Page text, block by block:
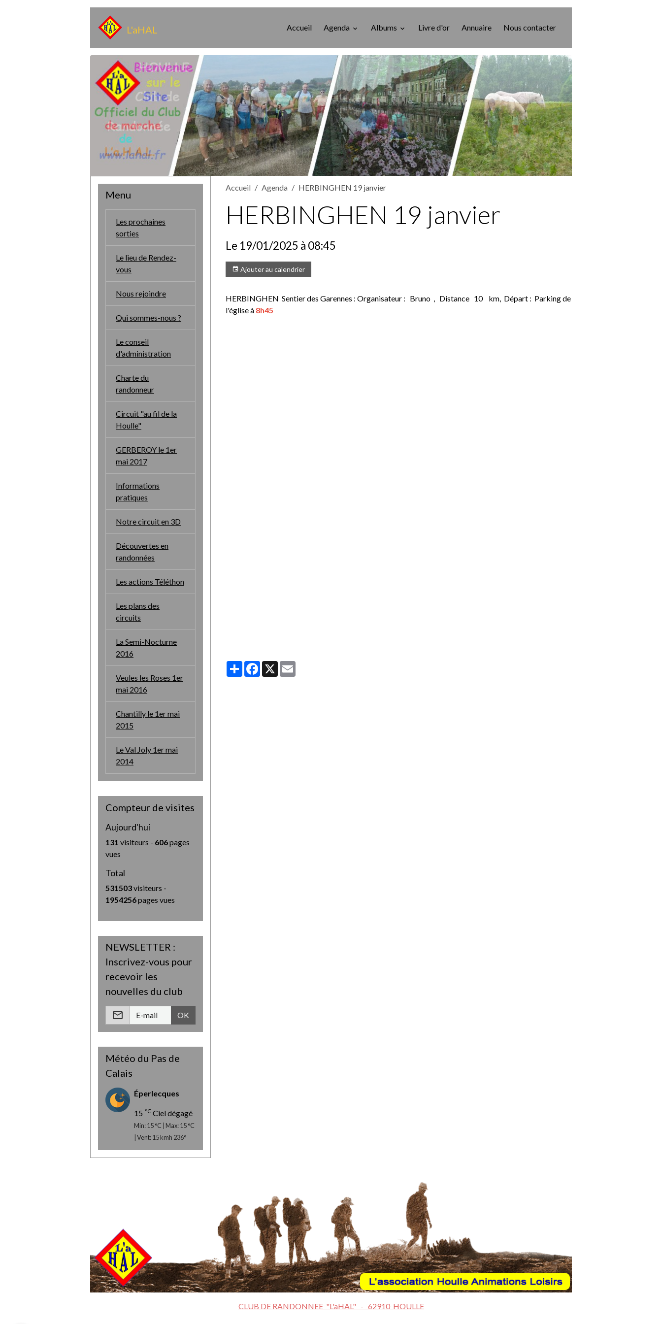
L'aHAL Accueil Agenda Albums Livre d'or Annuaire Nous contacter
Accueil Agenda HERBINGHEN 19 janvier
HERBINGHEN 19 janvier
Le 19/01/2025 à 08:45
Ajouter au calendrier
HERBINGHEN Sentier des Garennes : Organisateur : Bruno , Distance 10 km, Départ : Parking de
l'église à 8h45
PartagerFacebook
X Email
Menu
Les prochaines
sorties
Le lieu de Rendez-
vous
Nous rejoindre
Qui sommes-nous ?
Le conseil
d'administration
Charte du
randonneur
Circuit "au fil de la
Houlle"
GERBEROY le 1er
mai 2017
Informations
pratiques
Notre circuit en 3D
Découvertes en
randonnées
Les actions Téléthon
Les plans des
circuits
La Semi-Nocturne
2016
Veules les Roses 1er
mai 2016
Chantilly le 1er mai
2015
Le Val Joly 1er mai
2014
Compteur de visites
Aujourd'hui
131 visiteurs - 606pages
vues
Total
531503visiteurs -
1954256pages vues
NEWSLETTER :
Inscrivez-vous pour
recevoir les
nouvelles du club
OK
Météo du Pas de
Calais
Éperlecques
15 °C Ciel dégagé
Min: 15 °C | Max: 15 °C
| Vent: 15 kmh 236°
CLUB DE RANDONNEE "L'aHAL" - 62910 HOULLE